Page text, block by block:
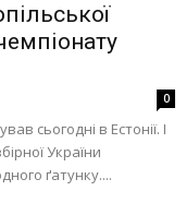
0
сьогодні в Естонії. І
України
ґатунку....